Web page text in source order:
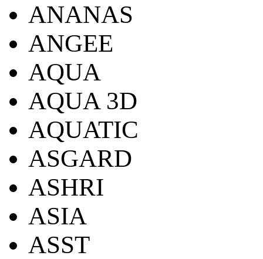
ANANAS
ANGEE
AQUA
AQUA 3D
AQUATIC
ASGARD
ASHRI
ASIA
ASST